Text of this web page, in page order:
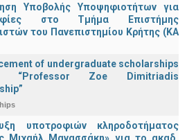
Υποβολής Υποψηφιοτήτων για
στο Τμήμα Επιστήμης
του Πανεπιστημίου Κρήτης (ΚΑ
of undergraduate scholarships
“Professor Zoe Dimitriadis
υποτροφιών κληροδοτήματος
Μιχαήλ Μανασσάκη» για το ακαδ.